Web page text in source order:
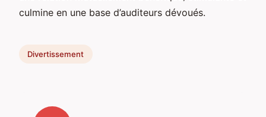
culmine en une base d’auditeurs dévoués.
Divertissement